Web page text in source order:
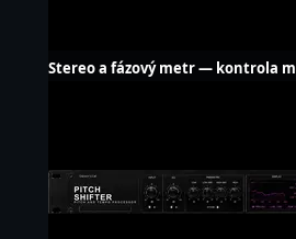
Stereo a fázový metr — kontrola